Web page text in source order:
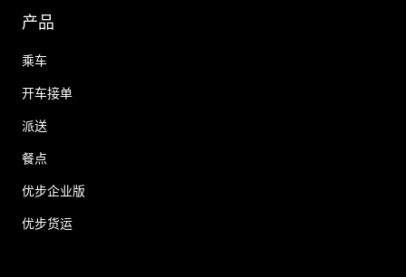
产品
乘车
开车接单
派送
餐点
优步企业版
优步货运